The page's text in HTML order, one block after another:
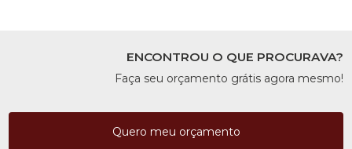
ENCONTROU O QUE PROCURAVA?
Faça seu orçamento grátis agora mesmo!
Quero meu orçamento